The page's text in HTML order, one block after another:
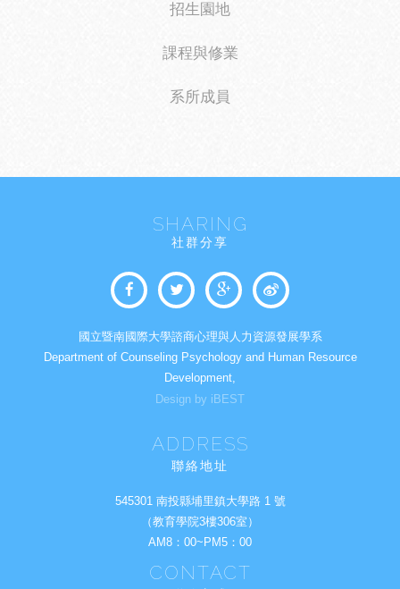
招生園地
課程與修業
系所成員
SHARING
社群分享
國立暨南國際大學諮商心理與人力資源發展學系
Department of Counseling Psychology and Human Resource
Development,
Design by iBEST
ADDRESS
聯絡地址
545301 南投縣埔里鎮大學路 1 號
（教育學院3樓306室）
AM8：00~PM5：00
CONTACT